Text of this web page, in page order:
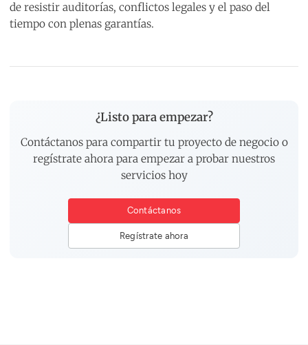
de resistir auditorías, conflictos legales y el paso del
tiempo con plenas garantías.
¿Listo para empezar?
Contáctanos para compartir tu proyecto de negocio o
regístrate ahora para empezar a probar nuestros
servicios hoy
Contáctanos
Regístrate ahora